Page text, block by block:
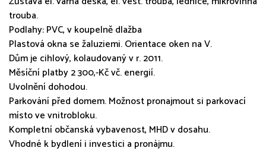
trouba.
Podlahy: PVC, v koupelně dlažba
Plastová okna se žaluziemi. Orientace oken na V.
Dům je cihlový, kolaudovaný v r. 2011.
Měsíční platby 2 300,-Kč vč. energií.
Uvolnění dohodou.
Parkování před domem. Možnost pronajmout si parkovací
místo ve vnitrobloku.
Kompletní občanská vybavenost, MHD v dosahu.
Vhodné k bydlení i investici a pronájmu.